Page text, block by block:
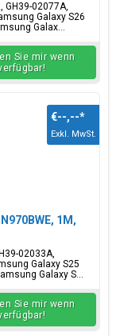
GH39-02077A,
Galaxy S26
Galax...
Sie mir wenn
1M,
02033A,
Galaxy S25
Galaxy S...
€--,--*
Exkl. MwSt.
Sie mir wenn